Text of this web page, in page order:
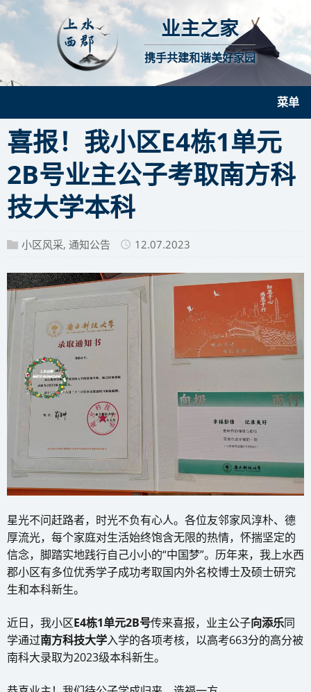
业主之家
携手共建和谐美好家园
菜单
喜报！我小区E4栋1单元
2B号业主公子考取南方科
技大学本科
小区风采, 通知公告 12.07.2023
星光不问赶路者，时光不负有心人。各位友邻家风淳朴、德
厚流光，每个家庭对生活始终饱含无限的热情，怀揣坚定的
信念，脚踏实地践行自己小小的“中国梦”。历年来，我上水西
郡小区有多位优秀学子成功考取国内外名校博士及硕士研究
生和本科新生。
近日，我小区E4栋1单元2B号传来喜报，业主公子向添乐同
学通过南方科技大学入学的各项考核，以高考663分的高分被
南科大录取为2023级本科新生。